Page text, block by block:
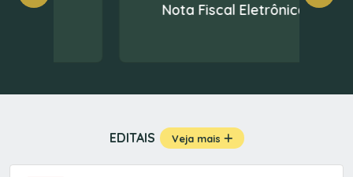
Nota Fiscal Eletrônica
EDITAIS Veja mais